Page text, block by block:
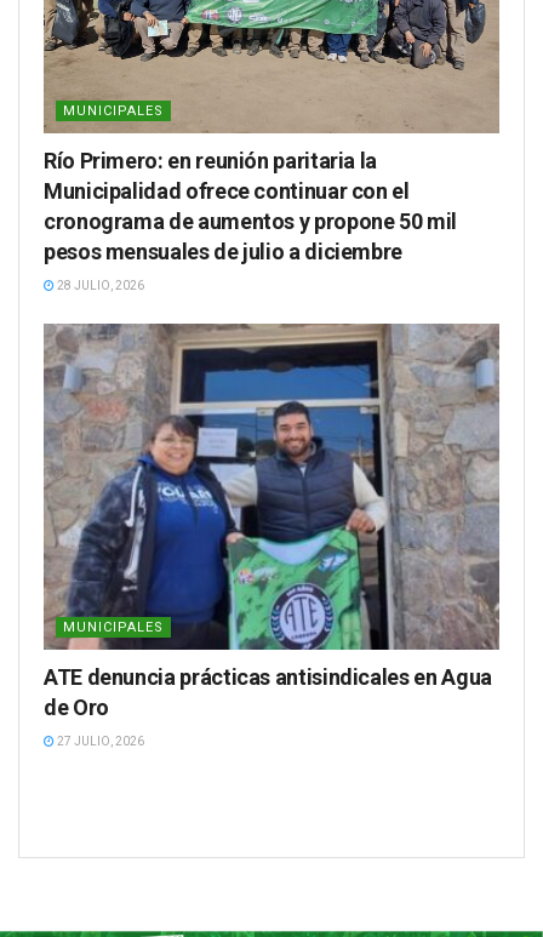
MUNICIPALES
Río Primero: en reunión paritaria la
Municipalidad ofrece continuar con el
cronograma de aumentos y propone 50 mil
pesos mensuales de julio a diciembre
28 JULIO, 2026
MUNICIPALES
ATE denuncia prácticas antisindicales en Agua
de Oro
27 JULIO, 2026